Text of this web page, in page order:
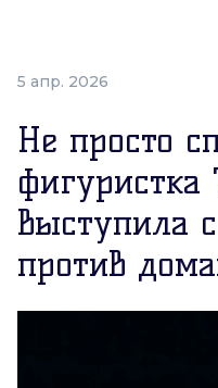
5 апр. 2026
Не просто
выступила
против